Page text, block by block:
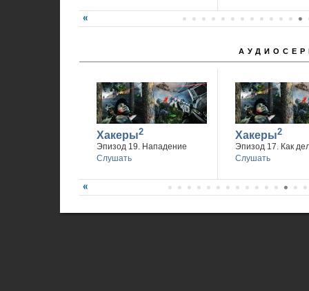
Хакеры2
Эпизод 19. Нападение
Слушать
Хакеры2
Эпизод 17. Как
Слушать